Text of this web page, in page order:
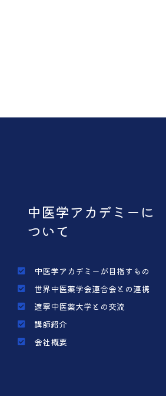
中医学アカデミーに
ついて
中医学アカデミーが目指すもの
世界中医薬学会連合会との連携
遼寧中医薬大学との交流
講師紹介
会社概要